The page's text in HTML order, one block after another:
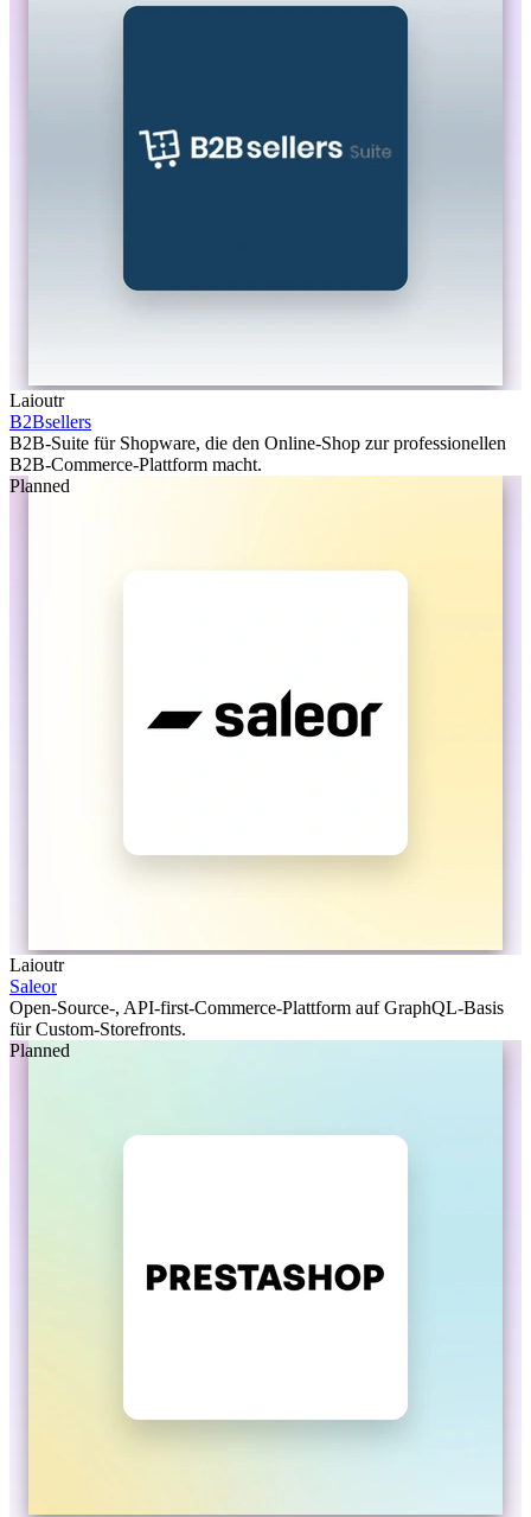
Laioutr
B2Bsellers
B2B-Suite für Shopware, die den Online-Shop zur professionellen
B2B-Commerce-Plattform macht.
Planned
Laioutr
Saleor
Open-Source-, API-first-Commerce-Plattform auf GraphQL-Basis
für Custom-Storefronts.
Planned